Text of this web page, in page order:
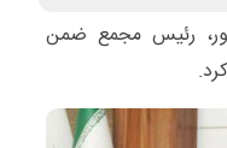
رئیس مجمع ضمن